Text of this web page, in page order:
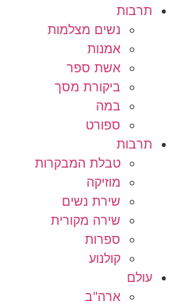
תרבות
נשים מצלמות
אמנות
אשת ספר
ביקורת מסך
במה
ספורט
תרבות
טבלת המבקרות
מוזיקה
שירת נשים
שירה מקורית
ספרות
קולנוע
עולם
ארה"ב